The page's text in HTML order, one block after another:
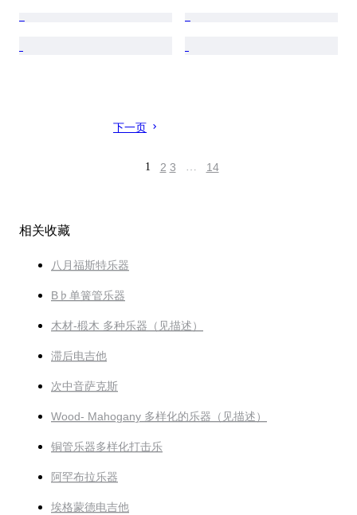
下一页
1 2 3 … 14
相关收藏
八月福斯特乐器
B♭单簧管乐器
木材-椴木 多种乐器（见描述）
滞后电吉他
次中音萨克斯
Wood- Mahogany 多样化的乐器（见描述）
铜管乐器多样化打击乐
阿罕布拉乐器
埃格蒙德电吉他